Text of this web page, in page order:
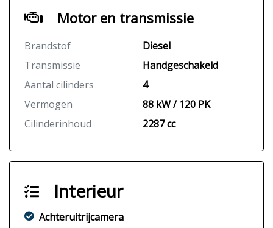
Motor en transmissie
Brandstof
Diesel
Transmissie
Handgeschakeld
Aantal cilinders
4
Vermogen
88 kW / 120 PK
Cilinderinhoud
2287 cc
Interieur
Achteruitrijcamera